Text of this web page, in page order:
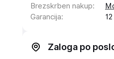
Brezskrben nakup:
Garancija:
Zaloga po